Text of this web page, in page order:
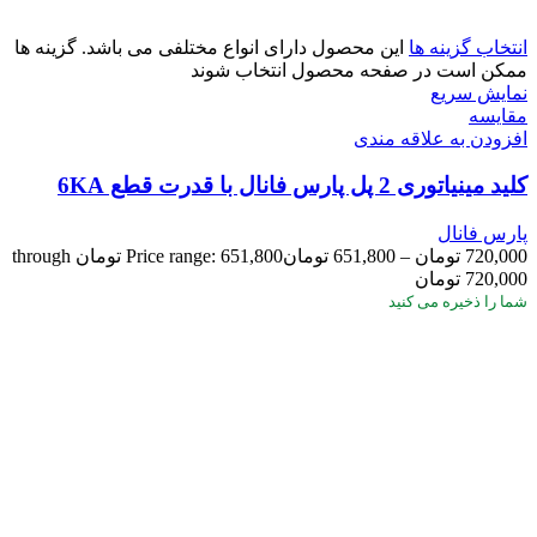
انتخاب گزینه ها این محصول دارای انواع مختلفی می باشد. گزینه ها
ممکن است در صفحه محصول انتخاب شوند
نمایش سریع
مقايسه
افزودن به علاقه مندی
کلید مینیاتوری 2 پل پارس فانال با قدرت قطع 6KA
پارس فانال
720,000 تومان –
651,800 تومان
Price range: 651,800 تومان through
720,000 تومان
شما را ذخیره می کنید